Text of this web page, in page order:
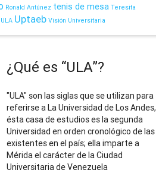
Ronald Antúnez tenis de mesa Teresita
ULA Uptaeb Visión Universitaria
¿Qué es “ULA”?
"ULA" son las siglas que se utilizan para
referirse a La Universidad de Los Andes,
ésta casa de estudios es la segunda
Universidad en orden cronológico de las
existentes en el país; ella imparte a
Mérida el carácter de la Ciudad
Universitaria de Venezuela